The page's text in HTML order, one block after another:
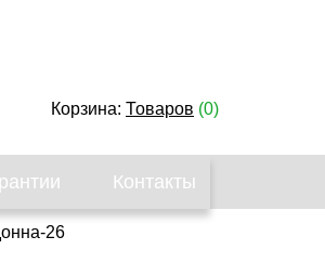
Корзина: Товаров (0)
Контакты
26